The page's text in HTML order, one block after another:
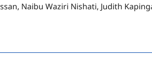
Naibu Waziri Nishati, Judith